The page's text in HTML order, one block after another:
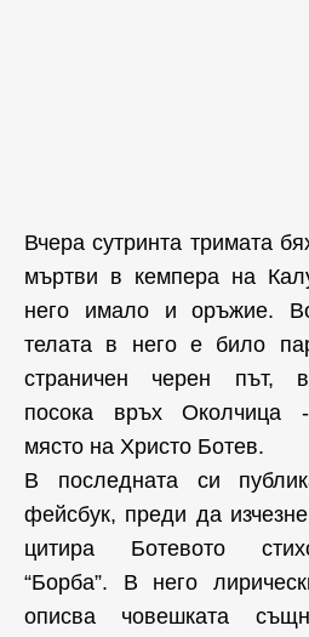
Вчера сутринта тримата
мъртви в кемпера на
него имало и оръжие.
телата в него е било
страничен черен път,
посока връх Околчица
място на Христо Ботев.
В последната си
фейсбук, преди да
цитира Ботевото
“Борба”. В него
описва човешката